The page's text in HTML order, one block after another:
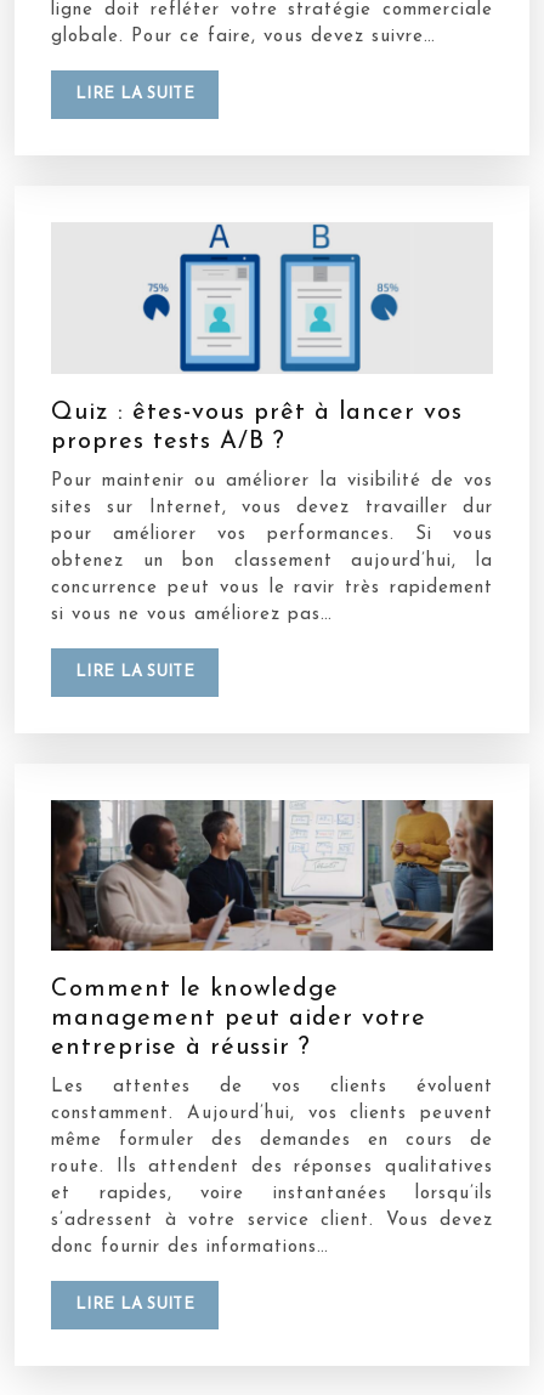
ligne doit refléter votre stratégie commerciale
globale. Pour ce faire, vous devez suivre…
LIRE LA SUITE
Quiz : êtes-vous prêt à lancer vos
propres tests A/B ?
Pour maintenir ou améliorer la visibilité de vos
sites sur Internet, vous devez travailler dur
pour améliorer vos performances. Si vous
obtenez un bon classement aujourd’hui, la
concurrence peut vous le ravir très rapidement
si vous ne vous améliorez pas…
LIRE LA SUITE
Comment le knowledge
management peut aider votre
entreprise à réussir ?
Les attentes de vos clients évoluent
constamment. Aujourd’hui, vos clients peuvent
même formuler des demandes en cours de
route. Ils attendent des réponses qualitatives
et rapides, voire instantanées lorsqu’ils
s’adressent à votre service client. Vous devez
donc fournir des informations…
LIRE LA SUITE